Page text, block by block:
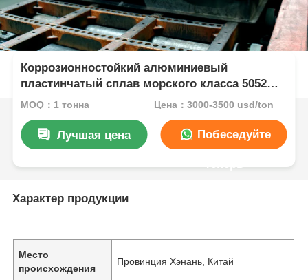
Коррозионностойкий алюминиевый
пластинчатый сплав морского класса 5052
5083 для стеновой панели на крыше прицепа
MOQ：1 тонна Цена：3000-3500 usd/ton
Лучшая цена Побеседуйте
Характер продукции
Место
происхождения
Провинция Хэнань, Китай